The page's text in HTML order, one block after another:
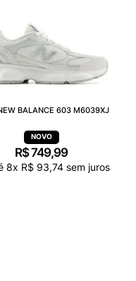
BALANCE 603 M6039XJ
R$749,99
8x R$ 93,74 sem juros